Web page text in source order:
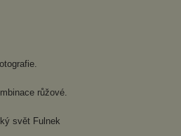
růžové.
svět Fulnek